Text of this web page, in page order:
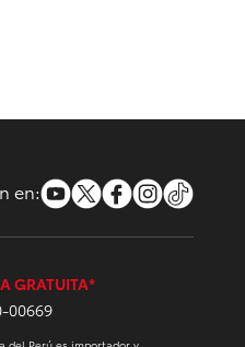
en:
GRATUITA*
00669